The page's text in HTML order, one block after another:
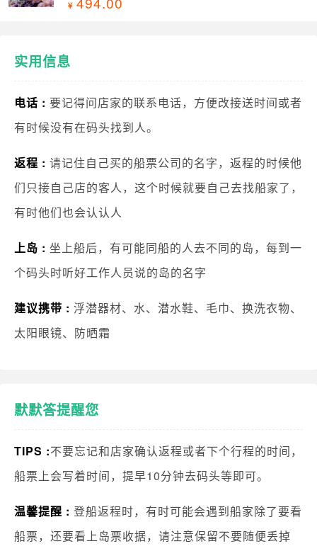
实用信息
电话 : 要记得问店家的联系电话，方便改接送时间或者
有时候没有在码头找到人。
返程 : 请记住自己买的船票公司的名字，返程的时候他
们只接自己店的客人，这个时候就要自己去找船家了，
有时他们也会认认人
上岛 : 坐上船后，有可能同船的人去不同的岛，每到一
个码头时听好工作人员说的岛的名字
建议携带 : 浮潜器材、水、潜水鞋、毛巾、换洗衣物、
太阳眼镜、防晒霜
默默答提醒您
TIPS :不要忘记和店家确认返程或者下个行程的时间，
船票上会写着时间，提早10分钟去码头等即可。
温馨提醒 : 登船返程时，有时可能会遇到船家除了要看
船票，还要看上岛票收据，请注意保留不要随便丢掉